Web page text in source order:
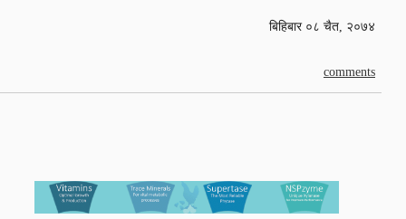
बिहिबार ०८ चैत, २०७४
comments